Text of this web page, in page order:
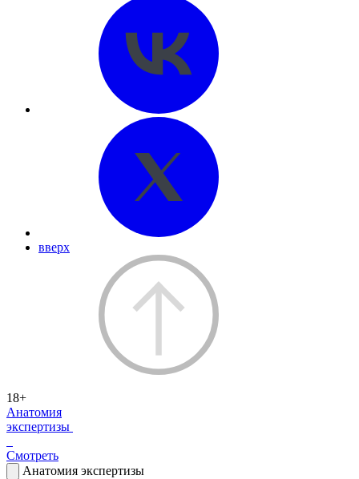
вверх
18+
Анатомия
экспертизы
Смотреть
Анатомия экспертизы